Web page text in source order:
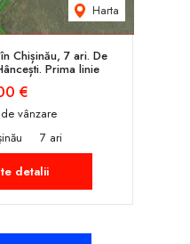
Harta
Chișinău, 7 ari. De
Prima linie
€
vânzare
7 ari
detalii